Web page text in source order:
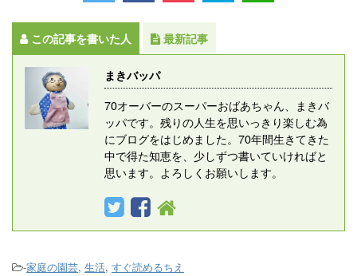
この記事を書いた人 最新記事
まきバッパ
70オーバーのスーパーおばあちゃん、まきバ
ッパです。残りの人生を思いっきり楽しむ為
にブログをはじめました。70年間生きてきた
中で得た知恵を、少しずつ書いていければと
思います。よろしくお願いします。
-家庭の園芸, 生活, すぐ読めるちえ